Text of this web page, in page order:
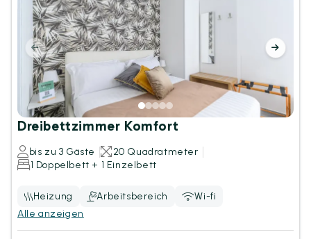
Dreibettzimmer Komfort
bis zu 3 Gäste
20 Quadratmeter
1 Doppelbett + 1 Einzelbett
Heizung Arbeitsbereich
Wi-fi
Alle anzeigen